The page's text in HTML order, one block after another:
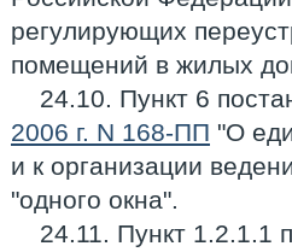
регулирующих
помещений в жилых
24.10. Пункт 6
2006 г. N 168-ПП "О
и к организации
"одного окна".
24.11. Пункт 1.2.1.1